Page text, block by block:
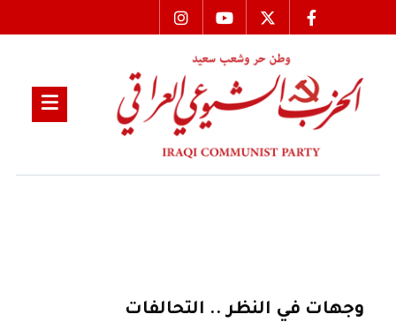
وجهات في النظر .. التحالفات